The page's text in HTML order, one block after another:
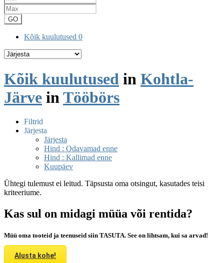
GO
Kõik kuulutused 0
Kõik kuulutused in Kohtla-
Järve in Tööbörs
Filtrid
Järjesta
Järjesta
Hind : Odavamad enne
Hind : Kallimad enne
Kuupäev
Ühtegi tulemust ei leitud. Täpsusta oma otsingut, kasutades teisi
kriteeriume.
Kas sul on midagi müüa või rentida?
Müü oma tooteid ja teenuseid siin TASUTA. See on lihtsam, kui sa arvad!
Alusta kohe!